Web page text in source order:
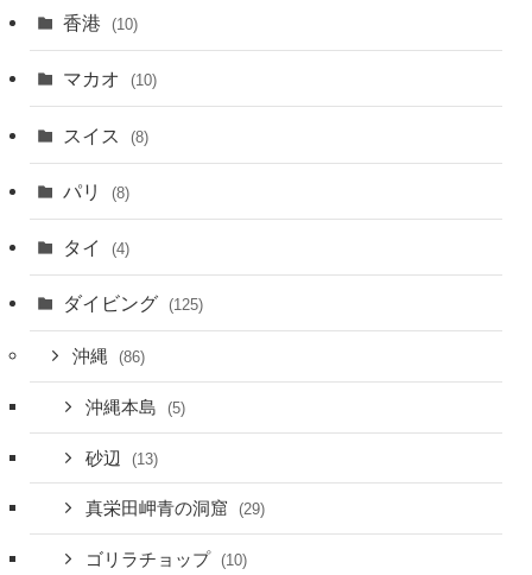
香港 (10)
マカオ (10)
スイス (8)
パリ (8)
タイ (4)
ダイビング (125)
沖縄 (86)
沖縄本島 (5)
砂辺 (13)
真栄田岬青の洞窟 (29)
ゴリラチョップ (10)